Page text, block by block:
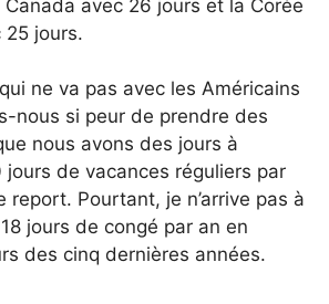
avec 26 jours et la Corée
25 jours.
ne va pas avec les Américains
nous si peur de prendre des
nous avons des jours à
jours de vacances réguliers par
report. Pourtant, je n’arrive pas à
jours de congé par an en
des cinq dernières années.